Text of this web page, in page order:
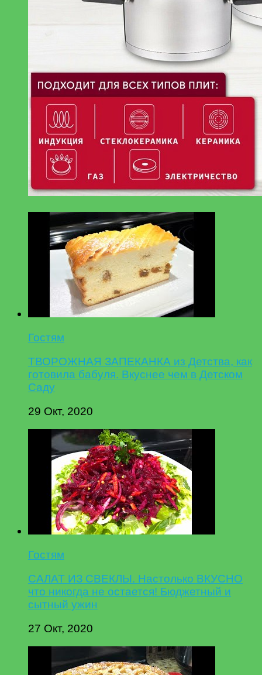
Гостям
ТВОРОЖНАЯ ЗАПЕКАНКА из Детства, как
готовила бабуля. Вкуснее чем в Детском
Саду
29 Окт, 2020
Гостям
САЛАТ ИЗ СВЕКЛЫ. Настолько ВКУСНО
что никогда не остается! Бюджетный и
сытный ужин
27 Окт, 2020